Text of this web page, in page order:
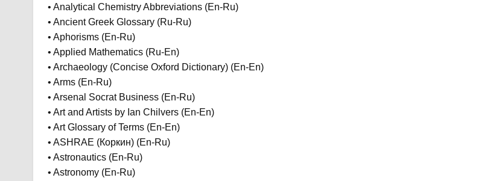
• Analytical Chemistry Abbreviations (En-Ru)
• Ancient Greek Glossary (Ru-Ru)
• Aphorisms (En-Ru)
• Applied Mathematics (Ru-En)
• Archaeology (Concise Oxford Dictionary) (En-En)
• Arms (En-Ru)
• Arsenal Socrat Business (En-Ru)
• Art and Artists by Ian Chilvers (En-En)
• Art Glossary of Terms (En-En)
• ASHRAE (Коркин) (En-Ru)
• Astronautics (En-Ru)
• Astronomy (En-Ru)